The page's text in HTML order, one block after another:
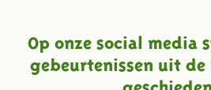
Op onze social media
gebeurtenissen uit de